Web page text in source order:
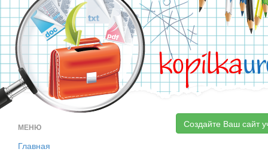
kopilka
МЕНЮ
Главная
Создайте Ваш сайт